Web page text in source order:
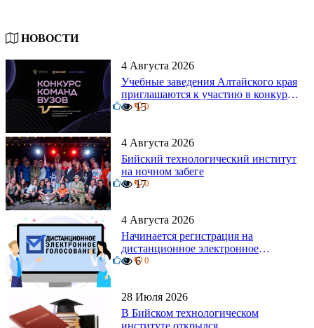
НОВОСТИ
4 Августа 2026
Учебные заведения Алтайского края
приглашаются к участию в конкурсе
команд вузов
0 0
15
4 Августа 2026
Бийский технологический институт
на ночном забеге
0 0
17
4 Августа 2026
Начинается регистрация на
дистанционное электронное
голосование на выборы!
0 0
6
28 Июля 2026
В Бийском технологическом